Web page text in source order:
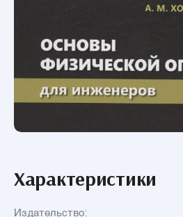
Характеристики
Издательство: